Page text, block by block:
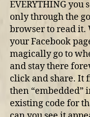
EVERYTHING
only through the
browser to read it.
your Facebook
magically go to
and stay there
click and share. It
then “embedded”
existing code for